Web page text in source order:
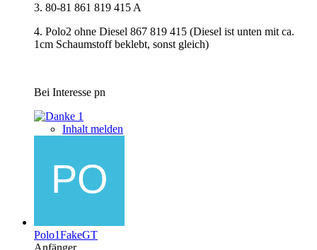
3. 80-81 861 819 415 A
4. Polo2 ohne Diesel 867 819 415 (Diesel ist unten mit ca.
1cm Schaumstoff beklebt, sonst gleich)
Bei Interesse pn
1
Inhalt melden
Polo1FakeGT
Anfänger